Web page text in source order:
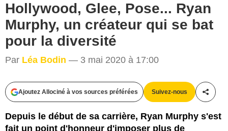
Hollywood, Glee, Pose... Ryan
Murphy, un créateur qui se bat
pour la diversité
Par Léa Bodin — 3 mai 2020 à 17:00
Ajoutez Allociné à vos sources préférées Suivez-nous
Depuis le début de sa carrière, Ryan Murphy s'est
fait un point d'honneur d'imposer plus de